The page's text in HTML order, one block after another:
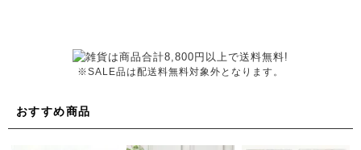
※SALE品は配送料無料対象外となります。
おすすめ商品